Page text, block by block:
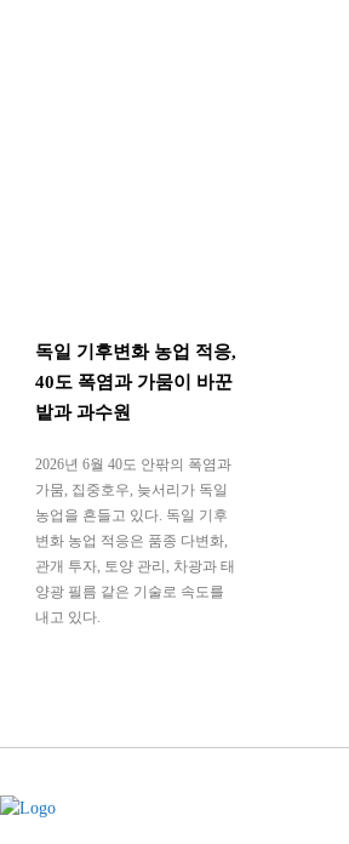
독일 기후변화 농업 적응,
40도 폭염과 가뭄이 바꾼
밭과 과수원
2026년 6월 40도 안팎의 폭염과
가뭄, 집중호우, 늦서리가 독일
농업을 흔들고 있다. 독일 기후
변화 농업 적응은 품종 다변화,
관개 투자, 토양 관리, 차광과 태
양광 필름 같은 기술로 속도를
내고 있다.